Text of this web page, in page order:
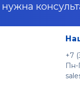
+7
Пн-